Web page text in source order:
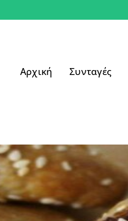
Αρχική Συνταγές